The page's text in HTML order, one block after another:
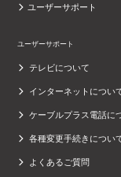
ユーザーサポート
ユーザーサポート
テレビについて
インターネットについ
ケーブルプラス電話に
各種変更手続きについ
よくあるご質問